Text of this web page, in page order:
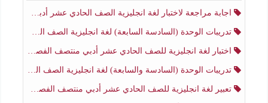
اجابة مراجعة لاختبار لغة انجليزية الصف الحادي عشر أدبي منتصف الفصل الثاني
تدريبات الوحدة (السادسة السابعة) لغة انجليزية الصف الحادي عشر أدبي منتصف الفصل الثاني
اختبار لغة انجليزية للصف الحادي عشر أدبي منتصف الفصل الثاني
تدريبات الوحدة (السادسة والسابعة) لغة انجليزية الصف الحادي عشر أدبي الفصل الثاني
تعبير لغة انجليزية للصف الحادي عشر أدبي منتصف الفصل الثاني